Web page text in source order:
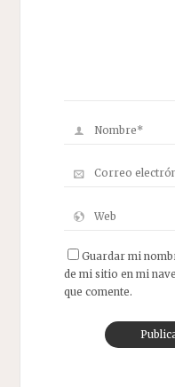
Guardar mi
de mi sitio en mi
que comente.